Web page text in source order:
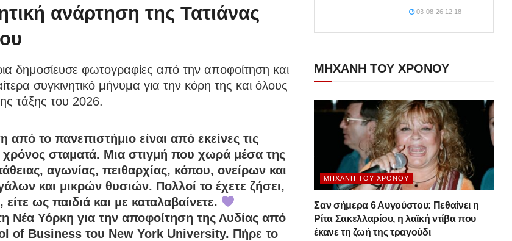
ανάρτηση της Τατιάνας
δημοσίευσε φωτογραφίες από την αποφοίτηση και
συγκινητικό μήνυμα για την κόρη της και όλους
τάξης του 2026.
από το πανεπιστήμιο είναι από εκείνες τις
χρόνος σταματά. Μια στιγμή που χωρά μέσα της
αγωνίας, πειθαρχίας, κόπου, ονείρων και
και μικρών θυσιών. Πολλοί το έχετε ζήσει,
είτε ως παιδιά και με καταλαβαίνετε.
Νέα Υόρκη για την αποφοίτηση της Λυδίας από
of Business του New York University. Πήρε το
03-08-26 12:18
ΜΗΧΑΝΗ ΤΟΥ ΧΡΟΝΟΥ
ΜΗΧΑΝΉ ΤΟΥ ΧΡΌΝΟΥ
Σαν σήμερα 6 Αυγούστου: Πεθαίνει η
Ρίτα Σακελλαρίου, η λαϊκή ντίβα που
έκανε τη ζωή της τραγούδι